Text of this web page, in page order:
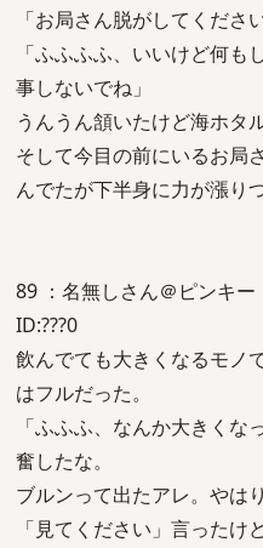
「お局さん脱がしてくださ
「ふふふふ、いいけど何
事しないでね」
うんうん頷いたけど海ホタ
そして今目の前にいるお局
んでたが下半身に力が漲り
89 ：名無しさん＠ピンキ
ID:???0
飲んでても大きくなるモノ
はフルだった。
「ふふふ、なんか大きく
奮したな。
ブルンって出たアレ。やは
「見てください」言った